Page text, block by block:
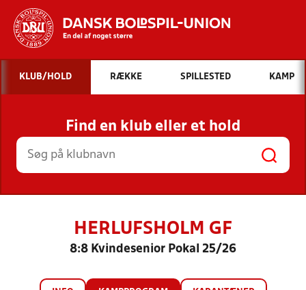
Hvad vil du søge efter?
INDHOLD OG NYHEDER
STILLINGER, RESULTATER, KLUBBER OG
HOLD
KLUB/HOLD RÆKKE SPILLESTED KAMP
Find en klub eller et hold
HERLUFSHOLM GF
8:8 Kvindesenior Pokal 25/26